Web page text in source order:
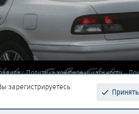
Политика конфиденциальности
зарегистрируетесь.
Принять